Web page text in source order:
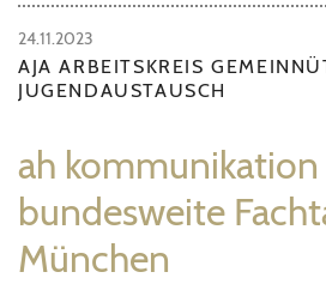
24.11.2023
AJA ARBEITSKREIS
JUGENDAUSTAUSCH
ah
bundesweite
München